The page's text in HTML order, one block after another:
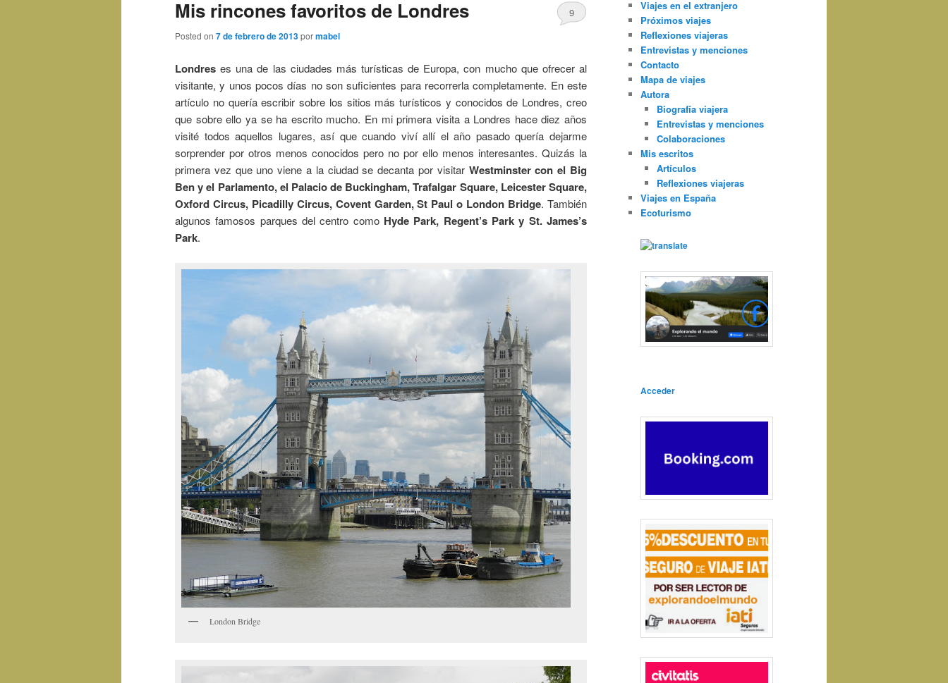
Mis rincones favoritos de Londres
Posted on 7 de febrero de 2013pormabel
9
Londres es una de las ciudades más turísticas de Europa, con mucho que ofrecer al
visitante, y unos pocos días no son suficientes para recorrerla completamente. En este
artículo no quería escribir sobre los sitios más turísticos y conocidos de Londres, creo
que sobre ello ya se ha escrito mucho. En mi primera visita a Londres hace diez años
visité todos aquellos lugares, así que cuando viví allí el año pasado quería dejarme
sorprender por otros menos conocidos pero no por ello menos interesantes. Quizás la
primera vez que uno viene a la ciudad se decanta por visitar Westminster con el Big
Ben y el Parlamento, el Palacio de Buckingham, Trafalgar Square, Leicester Square,
Oxford Circus, Picadilly Circus, Covent Garden, St Paul o London Bridge. También
algunos famosos parques del centro como Hyde Park, Regent’s Park y St. James’s
Park.
London Bridge
Viajes en el extranjero
Próximos viajes
Reflexiones viajeras
Entrevistas y menciones
Contacto
Mapa de viajes
Autora
Biografía viajera
Entrevistas y menciones
Colaboraciones
Mis escritos
Artículos
Reflexiones viajeras
Viajes en España
Ecoturismo
Acceder